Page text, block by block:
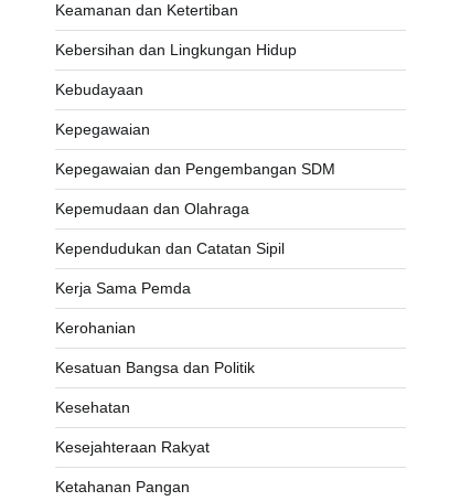
Keamanan dan Ketertiban
Kebersihan dan Lingkungan Hidup
Kebudayaan
Kepegawaian
Kepegawaian dan Pengembangan SDM
Kepemudaan dan Olahraga
Kependudukan dan Catatan Sipil
Kerja Sama Pemda
Kerohanian
Kesatuan Bangsa dan Politik
Kesehatan
Kesejahteraan Rakyat
Ketahanan Pangan